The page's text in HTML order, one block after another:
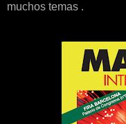
muchos temas .